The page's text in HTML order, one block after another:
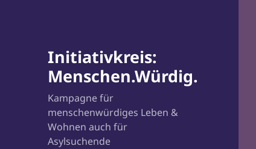
Initiativkreis:
Menschen.Würdig.
Kampagne für
menschenwürdiges Leben &
Wohnen auch für
Asylsuchende